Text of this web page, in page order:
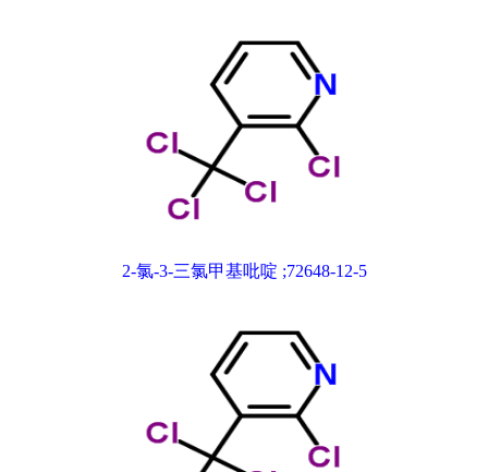
2-氯-3-三氯甲基吡啶 ;72648-12-5